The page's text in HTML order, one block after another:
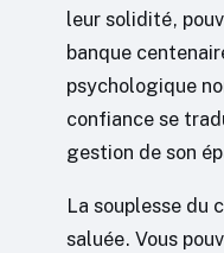
leur solidité,
banque
psychologique
confiance se
gestion de son
La souplesse du
saluée. Vous